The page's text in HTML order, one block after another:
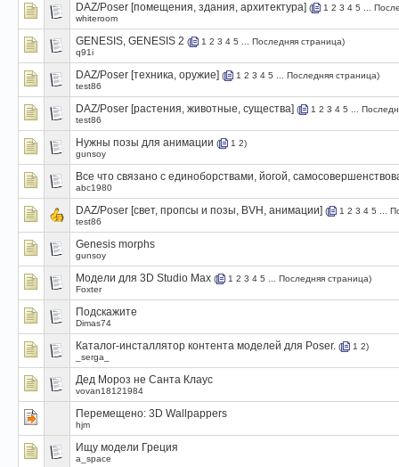
DAZ/Poser [помещения, здания, архитектура] ( 1 2 3 4 5
whiteroom
GENESIS, GENESIS 2 ( 1 2 3 4 5 Последняя страница)
q91i
DAZ/Poser [техника, оружие] ( 1 2 3 4 5 Последняя страница)
test86
DAZ/Poser [растения, животные, существа] ( 1 2 3 4 5
test86
Нужны позы для анимации ( 1 2)
gunsoy
Все что связано с единоборствами, йогой,
abc1980
DAZ/Poser [свет, пропсы и позы, BVH, анимации] ( 1 2 3 4 5
test86
Genesis morphs
gunsoy
Модели для 3D Studio Max ( 1 2 3 4 5 Последняя страница)
Foxter
Подскажите
Dimas74
Каталог-инсталлятор контента моделей для Poser. ( 1 2)
_serga_
Дед Мороз не Санта Клаус
vovan18121984
Перемещено: 3D Wallpappers
hjm
Ищу модели Греция
a_space